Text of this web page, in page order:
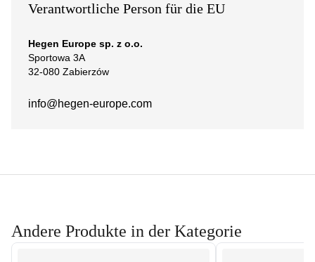
Verantwortliche Person für die EU
Hegen Europe sp. z o.o.
Sportowa 3A
32-080 Zabierzów
info@hegen-europe.com
Andere Produkte in der Kategorie